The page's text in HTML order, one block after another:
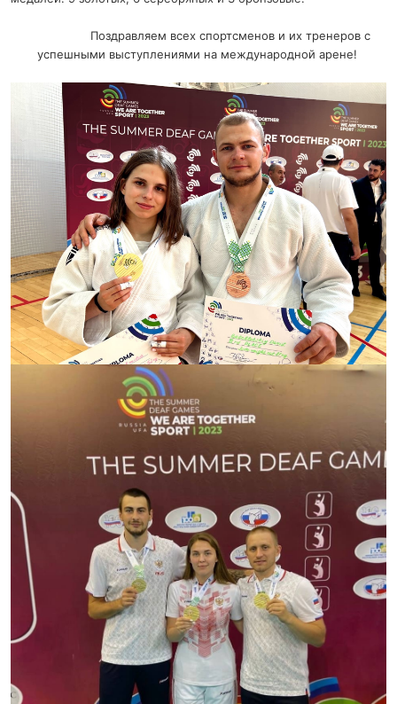
Поздравляем всех спортсменов и их тренеров с
успешными выступлениями на международной арене!